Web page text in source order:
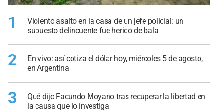
1
Violento asalto en la casa de un jefe policial: un
supuesto delincuente fue herido de bala
2
En vivo: así cotiza el dólar hoy, miércoles 5 de agosto,
en Argentina
3
Qué dijo Facundo Moyano tras recuperar la libertad en
la causa que lo investiga